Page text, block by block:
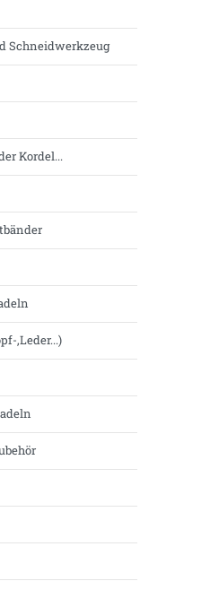
Schneidwerkzeug
Kordel...
,Leder...)